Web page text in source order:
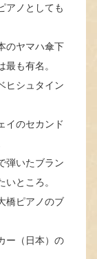
アノとしても
のヤマハ傘下
も有名。
ヒシュタイン
イのセカンド
弾いたブラン
ところ。
橋ピアノのブ
ー（日本）の